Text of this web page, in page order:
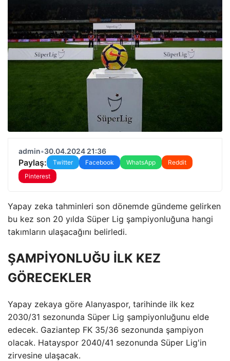
admin•30.04.2024 21:36
Paylaş: Twitter Facebook WhatsApp
Reddit
Pinterest
Yapay zeka tahminleri son dönemde gündeme gelirken
bu kez son 20 yılda Süper Lig şampiyonluğuna hangi
takımların ulaşacağını belirledi.
ŞAMPİYONLUĞU İLK KEZ
GÖRECEKLER
Yapay zekaya göre Alanyaspor, tarihinde ilk kez
2030/31 sezonunda Süper Lig şampiyonluğunu elde
edecek. Gaziantep FK 35/36 sezonunda şampiyon
olacak. Hatayspor 2040/41 sezonunda Süper Lig'in
zirvesine ulaşacak.